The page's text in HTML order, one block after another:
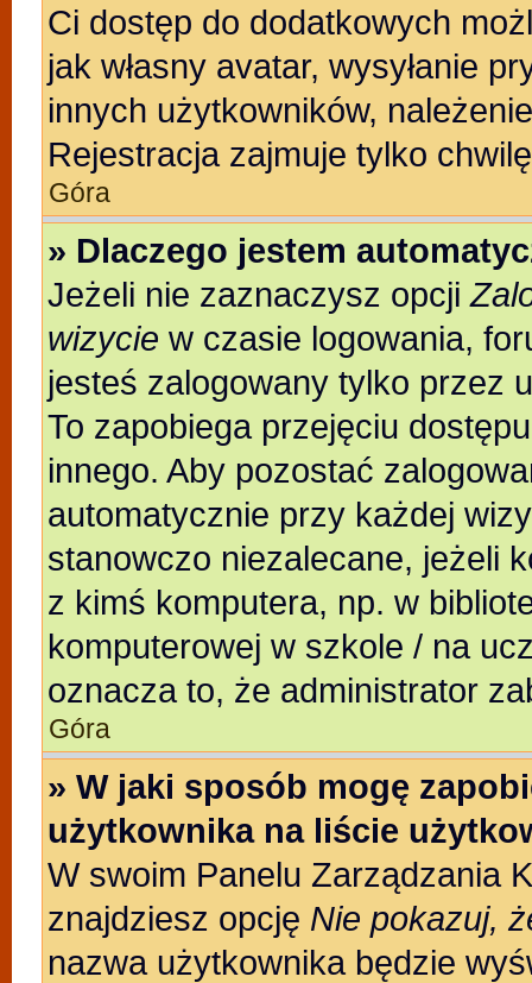
Ci dostęp do dodatkowych
jak własny avatar, wysyłanie
innych użytkowników,
Rejestracja zajmuje tylko
Góra
» Dlaczego jestem
Jeżeli nie zaznaczysz opcji
wizycie w czasie logowania,
jesteś zalogowany tylko przez
To zapobiega przejęciu
innego. Aby pozostać
automatycznie przy każdej
stanowczo niezalecane, jeżeli
z kimś komputera, np. w
komputerowej w szkole / na
oznacza to, że administrator
Góra
» W jaki sposób mogę
użytkownika na liście
W swoim Panelu Zarządzania
znajdziesz opcję Nie pokazuj,
nazwa użytkownika będzie